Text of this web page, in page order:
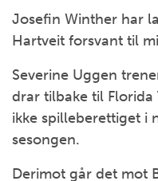
Josefin Winther har
Hartveit forsvant til
Severine Uggen
drar tilbake til Florida
ikke spilleberettiget i
sesongen.
Derimot går det mot